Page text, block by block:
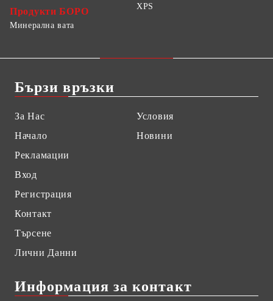
Продукти БОРО
XPS
Минерална вата
Бързи връзки
За Нас
Начало
Рекламации
Вход
Регистрация
Контакт
Търсене
Лични Данни
Условия
Новини
Информация за контакт